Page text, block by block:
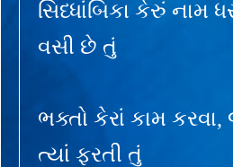
સિધ્ધાંબિકા કેરું નામ
વસી છે તું
ભક્તો કેરાં કામ
ત્યાં ફરતી તું